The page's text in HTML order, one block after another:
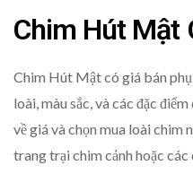
Chim Hút Mật
Chim Hút Mật có giá bán
loài, màu sắc, và các đặc
về giá và chọn mua loài chim
trang trại chim cảnh hoặc các